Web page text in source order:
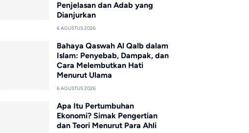
Penjelasan dan Adab yang
Dianjurkan
6 AGUSTUS 2026
Bahaya Qaswah Al Qalb dalam
Islam: Penyebab, Dampak, dan
Cara Melembutkan Hati
Menurut Ulama
6 AGUSTUS 2026
Apa Itu Pertumbuhan
Ekonomi? Simak Pengertian
dan Teori Menurut Para Ahli